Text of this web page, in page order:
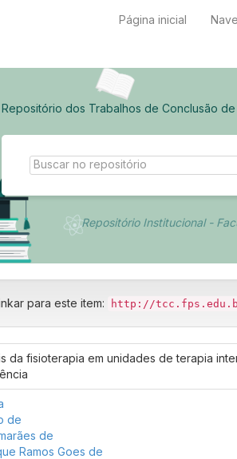
Página inicial
Repositório dos Trabalhos de Conclusão
Repositório Institucional -
para este item: http://
da fisioterapia em unidades de terapia
de
de
Ramos Goes de